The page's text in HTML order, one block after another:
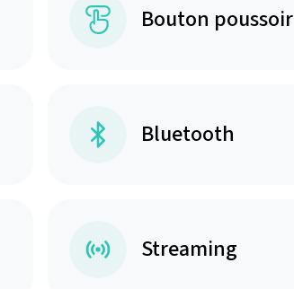
Bouton poussoir
Bluetooth
Streaming